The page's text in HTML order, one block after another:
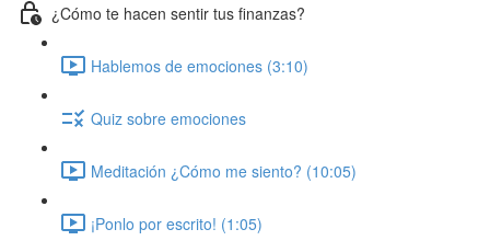
¿Cómo te hacen sentir tus finanzas?
Hablemos de emociones (3:10)
Quiz sobre emociones
Meditación ¿Cómo me siento? (10:05)
¡Ponlo por escrito! (1:05)